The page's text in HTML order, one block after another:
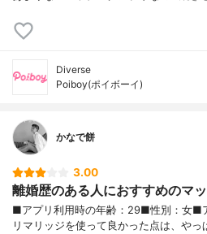
Diverse
Poiboy(ポイボーイ)
かなで餅
3.00
離婚歴のある人におすすめのマ
■アプリ利用時の年齢：29■性別：女■
リマリッジを使って良かった点は、や